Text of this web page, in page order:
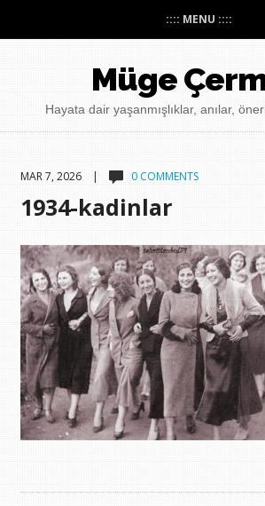
:::: MENU ::::
Müge
Hayata dair yaşanmışlıklar, anılar,
MAR 7, 2026 | 0 COMMENTS
1934-kadinlar